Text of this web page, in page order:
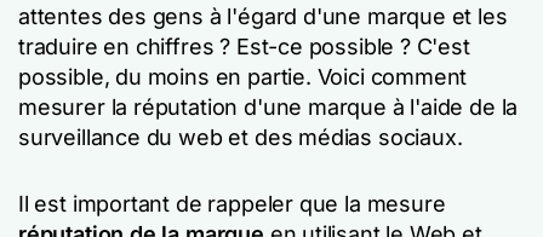
attentes des gens à l'égard d'une marque et les
traduire en chiffres ? Est-ce possible ? C'est
possible, du moins en partie. Voici comment
mesurer la réputation d'une marque à l'aide de la
surveillance du web et des médias sociaux.
Il est important de rappeler que la mesure